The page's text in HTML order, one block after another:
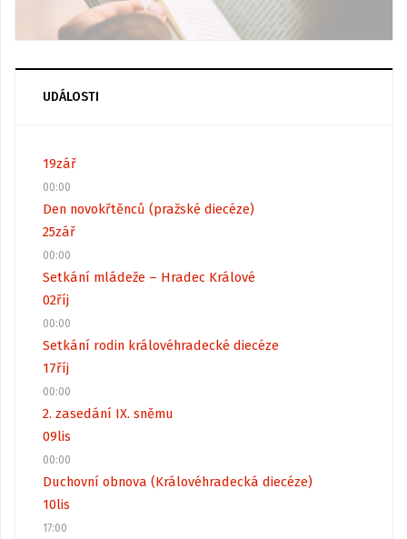
UDÁLOSTI
19zář
00:00
Den novokřtěnců (pražské diecéze)
25zář
00:00
Setkání mládeže – Hradec Králové
02říj
00:00
Setkání rodin královéhradecké diecéze
17říj
00:00
2. zasedání IX. sněmu
09lis
00:00
Duchovní obnova (Královéhradecká diecéze)
10lis
17:00